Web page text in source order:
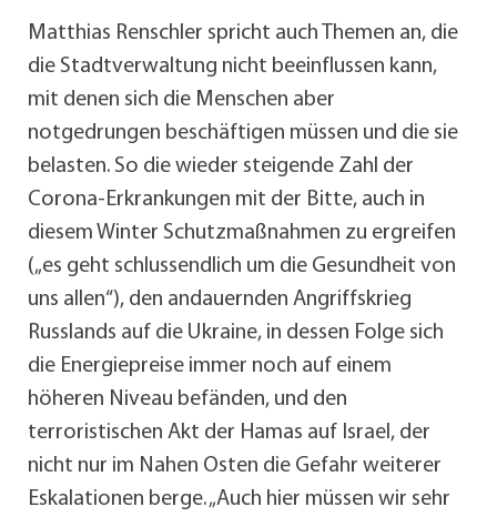
Matthias Renschler spricht auch Themen an, die
die Stadtverwaltung nicht beeinflussen kann,
mit denen sich die Menschen aber
notgedrungen beschäftigen müssen und die sie
belasten. So die wieder steigende Zahl der
Corona-Erkrankungen mit der Bitte, auch in
diesem Winter Schutzmaßnahmen zu ergreifen
(„es geht schlussendlich um die Gesundheit von
uns allen“), den andauernden Angriffskrieg
Russlands auf die Ukraine, in dessen Folge sich
die Energiepreise immer noch auf einem
höheren Niveau befänden, und den
terroristischen Akt der Hamas auf Israel, der
nicht nur im Nahen Osten die Gefahr weiterer
Eskalationen berge. „Auch hier müssen wir sehr